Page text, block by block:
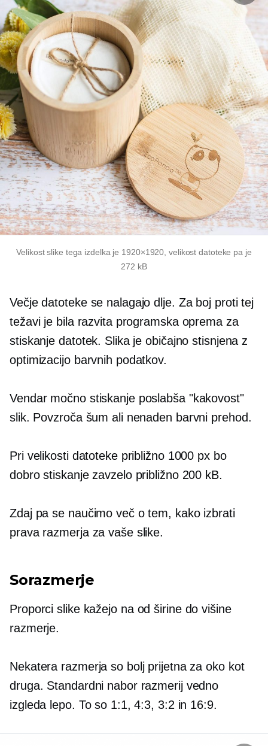
Velikost slike tega izdelka je 1920×1920, velikost datoteke pa je
272 kB
Večje datoteke se nalagajo dlje. Za boj proti tej
težavi je bila razvita programska oprema za
stiskanje datotek. Slika je običajno stisnjena z
optimizacijo barvnih podatkov.
Vendar močno stiskanje poslabša "kakovost"
slik. Povzroča šum ali nenaden barvni prehod.
Pri velikosti datoteke približno 1000 px bo
dobro stiskanje zavzelo približno 200 kB.
Zdaj pa se naučimo več o tem, kako izbrati
prava razmerja za vaše slike.
Sorazmerje
Proporci slike kažejo na od širine do višine
razmerje.
Nekatera razmerja so bolj prijetna za oko kot
druga. Standardni nabor razmerij vedno
izgleda lepo. To so 1:1, 4:3, 3:2 in 16:9.